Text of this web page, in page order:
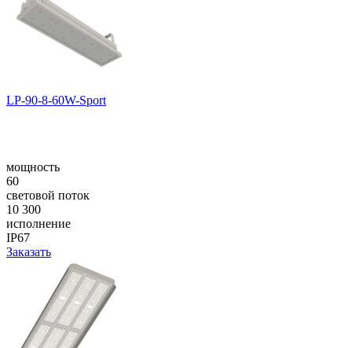
LP-90-8-60W-Sport
мощность
60
световой поток
10 300
исполнение
IP67
Заказать